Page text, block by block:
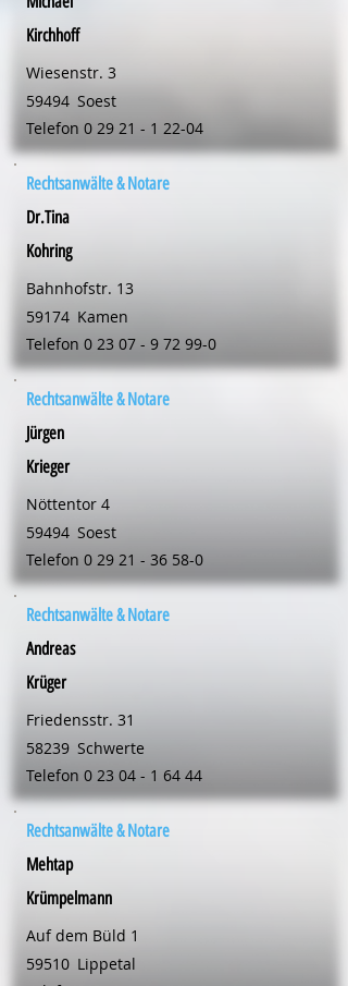
Kirchhoff
Wiesenstr. 3
59494 Soest
Telefon 0 29 21 - 1 22-04
Rechtsanwälte & Notare
Dr.Tina
Kohring
Bahnhofstr. 13
59174 Kamen
Telefon 0 23 07 - 9 72 99-0
Rechtsanwälte & Notare
Jürgen
Krieger
Nöttentor 4
59494 Soest
Telefon 0 29 21 - 36 58-0
Rechtsanwälte & Notare
Andreas
Krüger
Friedensstr. 31
58239 Schwerte
Telefon 0 23 04 - 1 64 44
Rechtsanwälte & Notare
Mehtap
Krümpelmann
Auf dem Büld 1
59510 Lippetal